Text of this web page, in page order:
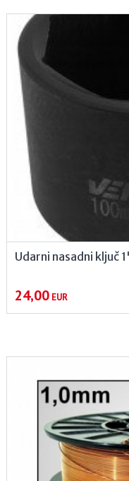
Udarni nasadni ključ
24,00EUR